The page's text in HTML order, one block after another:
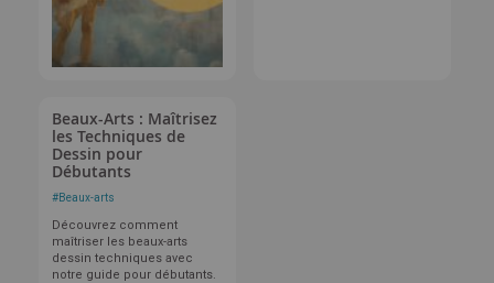
Beaux-Arts : Maîtrisez
les Techniques de
Dessin pour
Débutants
#Beaux-arts
Découvrez comment
maîtriser les beaux-arts
dessin techniques avec
notre guide pour débutants.